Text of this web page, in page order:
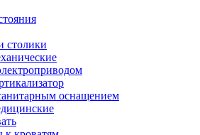
столики
оснащением